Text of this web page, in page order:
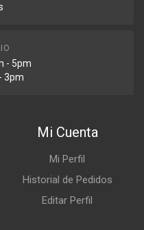
- 5pm
3pm
Mi Cuenta
Mi Perfil
Historial de Pedidos
Editar Perfil